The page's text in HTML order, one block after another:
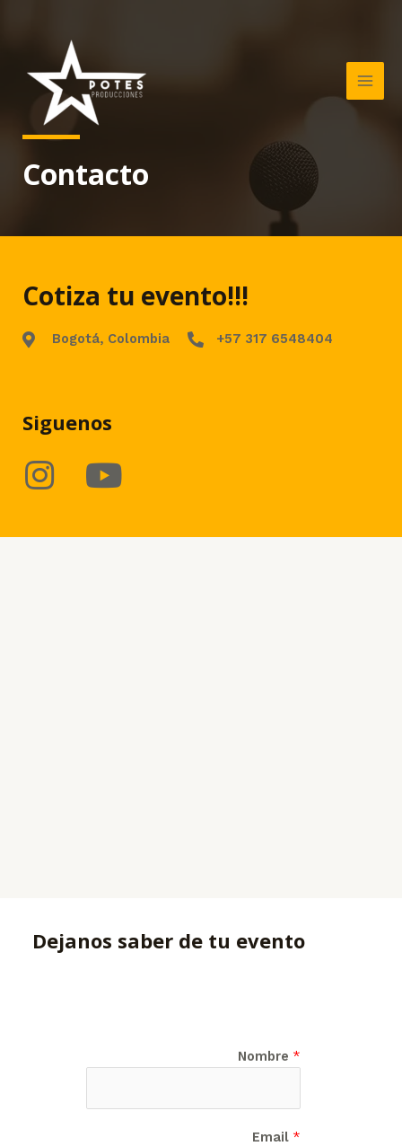
Contacto
Cotiza tu evento!!!
Bogotá, Colombia +57 317 6548404
Siguenos
Dejanos saber de tu evento
Nombre *
Email *